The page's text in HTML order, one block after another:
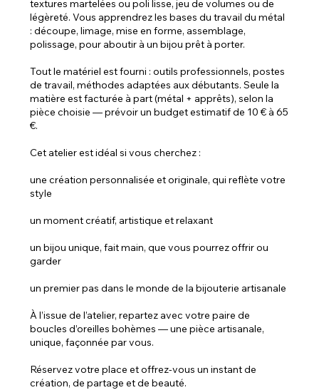
textures martelées ou poli lisse, jeu de volumes ou de
légèreté. Vous apprendrez les bases du travail du métal
: découpe, limage, mise en forme, assemblage,
polissage, pour aboutir à un bijou prêt à porter.
Tout le matériel est fourni : outils professionnels, postes
de travail, méthodes adaptées aux débutants. Seule la
matière est facturée à part (métal + apprêts), selon la
pièce choisie — prévoir un budget estimatif de 10 € à 65
€.
Cet atelier est idéal si vous cherchez :
une création personnalisée et originale, qui reflète votre
style
un moment créatif, artistique et relaxant
un bijou unique, fait main, que vous pourrez offrir ou
garder
un premier pas dans le monde de la bijouterie artisanale
À l’issue de l’atelier, repartez avec votre paire de
boucles d’oreilles bohèmes — une pièce artisanale,
unique, façonnée par vous.
Réservez votre place et offrez-vous un instant de
création, de partage et de beauté.